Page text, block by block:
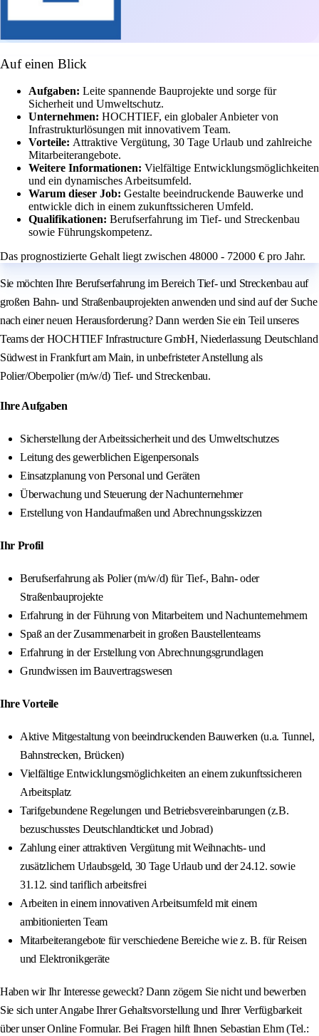
Auf einen Blick
Aufgaben: Leite spannende Bauprojekte und sorge für
Sicherheit und Umweltschutz.
Unternehmen: HOCHTIEF, ein globaler Anbieter von
Infrastrukturlösungen mit innovativem Team.
Vorteile: Attraktive Vergütung, 30 Tage Urlaub und zahlreiche
Mitarbeiterangebote.
Weitere Informationen: Vielfältige Entwicklungsmöglichkeiten
und ein dynamisches Arbeitsumfeld.
Warum dieser Job: Gestalte beeindruckende Bauwerke und
entwickle dich in einem zukunftssicheren Umfeld.
Qualifikationen: Berufserfahrung im Tief- und Streckenbau
sowie Führungskompetenz.
Das prognostizierte Gehalt liegt zwischen 48000 - 72000 € pro Jahr.
Sie möchten Ihre Berufserfahrung im Bereich Tief- und Streckenbau auf
großen Bahn- und Straßenbauprojekten anwenden und sind auf der Suche
nach einer neuen Herausforderung? Dann werden Sie ein Teil unseres
Teams der HOCHTIEF Infrastructure GmbH, Niederlassung Deutschland
Südwest in Frankfurt am Main, in unbefristeter Anstellung als
Polier/Oberpolier (m/w/d) Tief- und Streckenbau.
Ihre Aufgaben
Sicherstellung der Arbeitssicherheit und des Umweltschutzes
Leitung des gewerblichen Eigenpersonals
Einsatzplanung von Personal und Geräten
Überwachung und Steuerung der Nachunternehmer
Erstellung von Handaufmaßen und Abrechnungsskizzen
Ihr Profil
Berufserfahrung als Polier (m/w/d) für Tief-, Bahn- oder
Straßenbauprojekte
Erfahrung in der Führung von Mitarbeitern und Nachunternehmern
Spaß an der Zusammenarbeit in großen Baustellenteams
Erfahrung in der Erstellung von Abrechnungsgrundlagen
Grundwissen im Bauvertragswesen
Ihre Vorteile
Aktive Mitgestaltung von beeindruckenden Bauwerken (u.a. Tunnel,
Bahnstrecken, Brücken)
Vielfältige Entwicklungsmöglichkeiten an einem zukunftssicheren
Arbeitsplatz
Tarifgebundene Regelungen und Betriebsvereinbarungen (z.B.
bezuschusstes Deutschlandticket und Jobrad)
Zahlung einer attraktiven Vergütung mit Weihnachts- und
zusätzlichem Urlaubsgeld, 30 Tage Urlaub und der 24.12. sowie
31.12. sind tariflich arbeitsfrei
Arbeiten in einem innovativen Arbeitsumfeld mit einem
ambitionierten Team
Mitarbeiterangebote für verschiedene Bereiche wie z. B. für Reisen
und Elektronikgeräte
Haben wir Ihr Interesse geweckt? Dann zögern Sie nicht und bewerben
Sie sich unter Angabe Ihrer Gehaltsvorstellung und Ihrer Verfügbarkeit
über unser Online Formular. Bei Fragen hilft Ihnen Sebastian Ehm (Tel.: